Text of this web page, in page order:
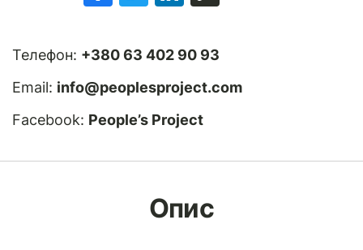
Телефон: +380 63 402 90 93
Email: info@peoplesproject.com
Facebook: People’s Project
Опис